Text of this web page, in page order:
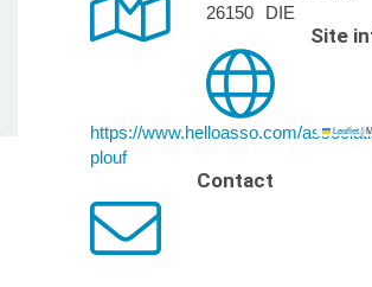
Leaflet|
26150
DIE
Site
https://www.helloasso.com/
plouf
Contact